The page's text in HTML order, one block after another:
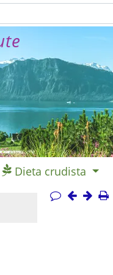
Dieta crudista